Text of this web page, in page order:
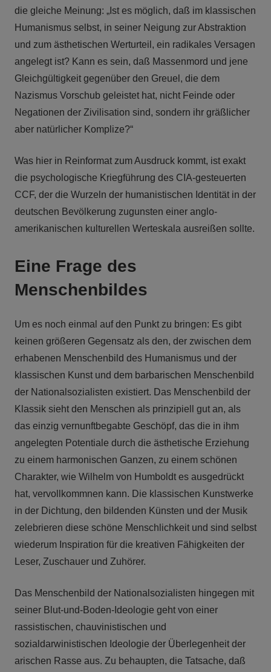
die gleiche Meinung: „Ist es möglich, daß im klassischen
Humanismus selbst, in seiner Neigung zur Abstraktion
und zum ästhetischen Werturteil, ein radikales Versagen
angelegt ist? Kann es sein, daß Massenmord und jene
Gleichgültigkeit gegenüber den Greuel, die dem
Nazismus Vorschub geleistet hat, nicht Feinde oder
Negationen der Zivilisation sind, sondern ihr gräßlicher
aber natürlicher Komplize?“
Was hier in Reinformat zum Ausdruck kommt, ist exakt
die psychologische Kriegführung des CIA-gesteuerten
CCF, der die Wurzeln der humanistischen Identität in der
deutschen Bevölkerung zugunsten einer anglo-
amerikanischen kulturellen Werteskala ausreißen sollte.
Eine Frage des
Menschenbildes
Um es noch einmal auf den Punkt zu bringen: Es gibt
keinen größeren Gegensatz als den, der zwischen dem
erhabenen Menschenbild des Humanismus und der
klassischen Kunst und dem barbarischen Menschenbild
der Nationalsozialisten existiert. Das Menschenbild der
Klassik sieht den Menschen als prinzipiell gut an, als
das einzig vernunftbegabte Geschöpf, das die in ihm
angelegten Potentiale durch die ästhetische Erziehung
zu einem harmonischen Ganzen, zu einem schönen
Charakter, wie Wilhelm von Humboldt es ausgedrückt
hat, vervollkommnen kann. Die klassischen Kunstwerke
in der Dichtung, den bildenden Künsten und der Musik
zelebrieren diese schöne Menschlichkeit und sind selbst
wiederum Inspiration für die kreativen Fähigkeiten der
Leser, Zuschauer und Zuhörer.
Das Menschenbild der Nationalsozialisten hingegen mit
seiner Blut-und-Boden-Ideologie geht von einer
rassistischen, chauvinistischen und
sozialdarwinistischen Ideologie der Überlegenheit der
arischen Rasse aus. Zu behaupten, die Tatsache, daß